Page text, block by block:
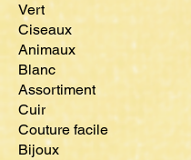
Vert
Ciseaux
Animaux
Blanc
Assortiment
Cuir
Couture facile
Bijoux